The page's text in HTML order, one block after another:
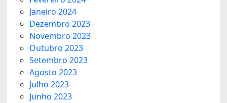
Janeiro 2024
Dezembro 2023
Novembro 2023
Outubro 2023
Setembro 2023
Agosto 2023
Julho 2023
Junho 2023